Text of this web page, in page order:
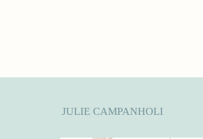
JULIE CAMPANHOLI